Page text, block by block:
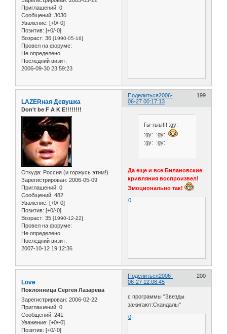
Приглашений: 0
Сообщений: 3030
Уважение: [+0/-0]
Позитив: [+0/-0]
Возраст: 36 [1990-05-16]
Провел на форуме:
Не определено
Последний визит:
2006-09-30 23:59:23
Поделиться 199
2006-
06-27 00:17:13
LAZERная Девушка
Don't be F A K E!!!!!!!!
Откуда: Россия (и горжусь этим!)
Зарегистрирован: 2006-05-09
Приглашений: 0
Сообщений: 482
Уважение: [+0/-0]
Позитив: [+0/-0]
Возраст: 35 [1990-12-22]
Провел на форуме:
Не определено
Последний визит:
2007-10-12 19:12:36
Гы-гыы!!! :gy:
:gy: :gy:
:gy: :gy:
Да еще и все Билановские
кривляния воспроизвел!
Эмоционально так!
0
Поделиться 200
2006-
06-27 12:08:45
Love
Поклонница Сергея Лазарева
Зарегистрирован: 2006-02-22
Приглашений: 0
Сообщений: 241
Уважение: [+0/-0]
Позитив: [+0/-0]
с программы "Звезды
зажигают:Скандалы"
0